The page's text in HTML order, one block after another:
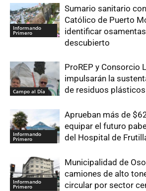
Informando
Primero
Sumario sanitario
Católico de Puerto
identificar
descubierto
Campo al Día
ProREP y Consorcio
impulsarán la
de residuos
Informando
Primero
Aprueban más de
equipar el futuro
del Hospital de
Informando
Primero
Municipalidad de
camiones de alto
circular por sector